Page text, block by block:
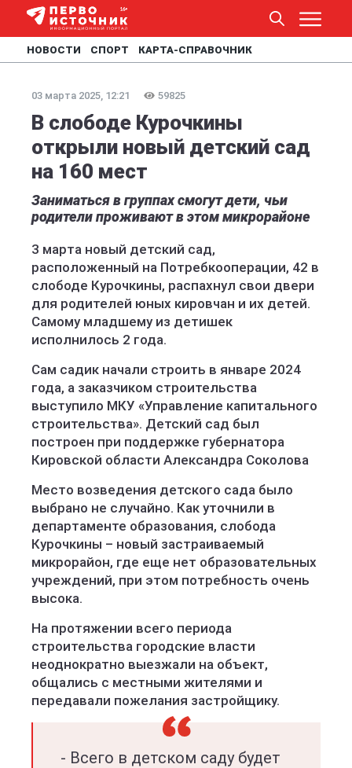
НОВОСТИ СПОРТ КАРТА-СПРАВОЧНИК
03 марта 2025, 12:21 59825
В слободе Курочкины
открыли новый детский сад
на 160 мест
Заниматься в группах смогут дети, чьи
родители проживают в этом микрорайоне
3 марта новый детский сад,
расположенный на Потребкооперации, 42 в
слободе Курочкины, распахнул свои двери
для родителей юных кировчан и их детей.
Самому младшему из детишек
исполнилось 2 года.
Сам садик начали строить в январе 2024
года, а заказчиком строительства
выступило МКУ «Управление капитального
строительства». Детский сад был
построен при поддержке губернатора
Кировской области Александра Соколова
Место возведения детского сада было
выбрано не случайно. Как уточнили в
департаменте образования, слобода
Курочкины – новый застраиваемый
микрорайон, где еще нет образовательных
учреждений, при этом потребность очень
высока.
На протяжении всего периода
строительства городские власти
неоднократно выезжали на объект,
общались с местными жителями и
передавали пожелания застройщику.
- Всего в детском саду будет